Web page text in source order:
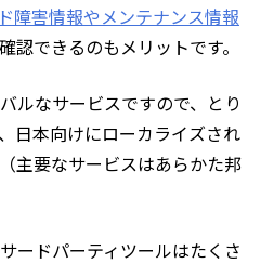
障害情報やメンテナンス情報
認できるのもメリットです。
ルなサービスですので、とり
日本向けにローカライズされ
主要なサービスはあらかた邦
ードパーティツールはたくさ